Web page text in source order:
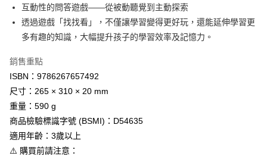
２．訂單成立數日內，您將收到繳費通知簡訊。
３．收到繳費通知簡訊後14天內，點擊此簡訊中的連結，可透過四大超商／
ATM／網路銀行／等多元方式進行付款，方視為交易完成。
後付繳納相關費用。
※ 交易是否成功請以「AFTEE先享後付 」之結帳頁面顯示為準，若有關於
是否繳費成功／繳費後需取消欲退款等相關疑問，請聯繫「AFTEE先享後付
客戶支援中心」
【注意事項】
１．透過由恩沛科技股份有限公司提供之「AFTEE先享後付」服務完成之交
易，需依本服務之必要範圍內提供個人資料，並將交易相關給付款項請求債
權轉讓予恩沛科技股份有限公司。
宅配
每筆NT$100，滿NT$999(含以上)免運費
互動性的問答遊戲——從被動聽覺到主動探索
透過遊戲「找找看」，不僅讓學習變得更好玩，還能延伸學習更
多有趣的知識，大幅提升孩子的學習效率及記憶力。
銷售重點
ISBN：9786267657492
尺寸：265 × 310 × 20 mm
重量：590 g
商品檢驗標識字號 (BSMI)：D54635
適用年齡：3歲以上
⚠️ 購買前請注意：